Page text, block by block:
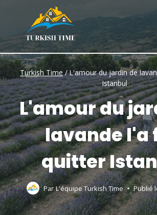
content
Turkish Time/L'amour du jardin de
Istanbul
L'amour du
lavande l'a
quitter
Par L'équipe Turkish Time Publié